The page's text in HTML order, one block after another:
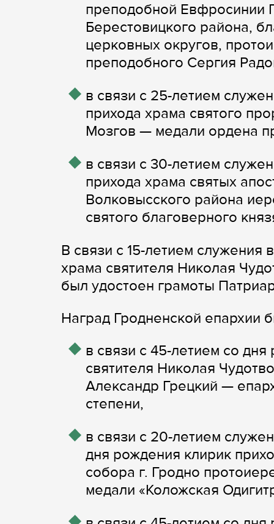
преподобной Евфросинии
Берестовицкого района,
церковных округов,
преподобного Сергия
в связи с 25-летием
прихода храма святого
Мозгов — медали ордена
в связи с 30-летием
прихода храма святых
Волковысского района
святого благоверного
В связи с 15-летием служения
храма святителя Николая
был удостоен грамоты
Наград Гродненской епархии
в связи с 45-летием со
святителя Николая
Александр Грецкий —
степени,
в связи с 20-летием
дня рождения клирик
собора г. Гродно
медали «Коложская